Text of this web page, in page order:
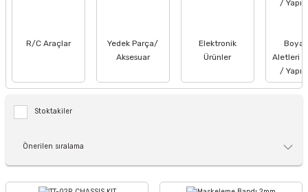
R/C Araçlar
Yedek Parça/
Aksesuar
Elektronik
Ürünler
Boya
Aletleri /
/
Stoktakiler